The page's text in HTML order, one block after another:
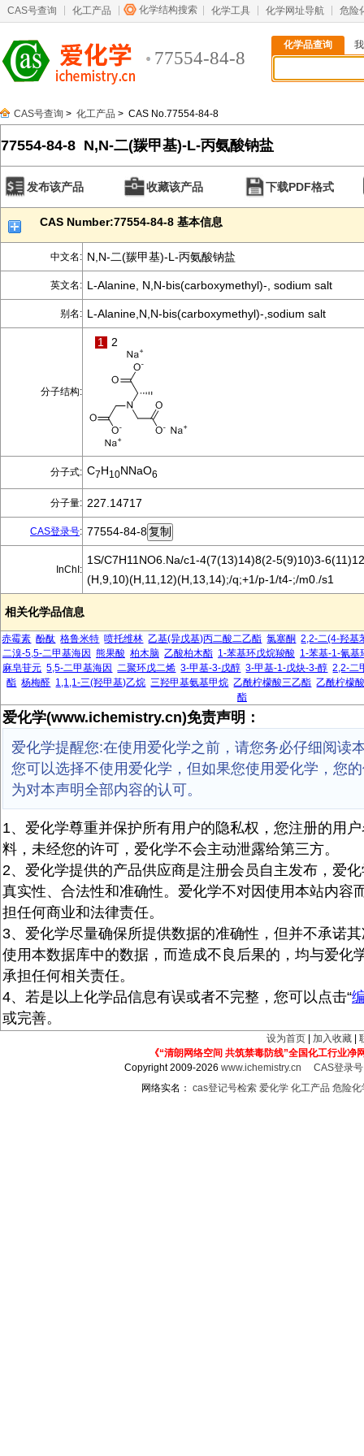
CAS号查询 化工产品 化学结构搜索 化学工具 化学网址导航 危险
77554-84-8
化学品查询
CAS号查询 > 化工产品 > CAS No.77554-84-8
77554-84-8 N,N-二(羰甲基)-L-丙氨酸钠盐
发布该产品 收藏该产品 下载PDF格式
CAS Number:77554-84-8 基本信息
中文名: N,N-二(羰甲基)-L-丙氨酸钠盐
英文名: L-Alanine, N,N-bis(carboxymethyl)-, sodium salt
别名: L-Alanine,N,N-bis(carboxymethyl)-,sodium salt
分子结构:
1 2
分子式: C7H10NNaO6
分子量: 227.14717
CAS登录号: 77554-84-8
InChI:
1S/C7H11NO6.Na/c1-4(7(13)14)8(2-5(9)10)3-
(H,9,10)(H,11,12)(H,13,14);/q;+1/p-1/t4-;/m0./s1
相关化学品信息
赤霉素 酚酞 格鲁米特 喷托维林 乙基(异戊基)丙二酸二乙酯 氯塞酮 2,2-二(4-羟基
二溴-5,5-二甲基海因 熊果酸 柏木脑 乙酸柏木酯 1-苯基环戊烷羧酸 1-苯基-1-氰基
麻皂苷元 5,5-二甲基海因 二聚环戊二烯 3-甲基-3-戊醇 3-甲基-1-戊炔-3-醇 2,2-二
酯 杨梅醛 1,1,1-三(羟甲基)乙烷 三羟甲基氨基甲烷 乙酰柠檬酸三乙酯 乙酰柠檬
酯
爱化学(www.ichemistry.cn)免责声明：
爱化学提醒您:在使用爱化学之前，请您务必仔细阅读
您可以选择不使用爱化学，但如果您使用爱化学，您
为对本声明全部内容的认可。
1、爱化学尊重并保护所有用户的隐私权，您注册的用
料，未经您的许可，爱化学不会主动泄露给第三方。
2、爱化学提供的产品供应商是注册会员自主发布，爱
真实性、合法性和准确性。爱化学不对因使用本站内容
担任何商业和法律责任。
3、爱化学尽量确保所提供数据的准确性，但并不承诺
使用本数据库中的数据，而造成不良后果的，均与爱化
承担任何相关责任。
4、若是以上化学品信息有误或者不完整，您可以点击“
或完善。
设为首页 加入收藏
《“清朗网络空间 共筑禁毒防线”全国化工行业净
Copyright 2009-2026www.ichemistry.cn
CAS登录
网络实名： cas登记号检索 爱化学 化工产品 危险化